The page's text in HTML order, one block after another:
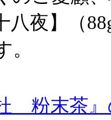
八夜】（
粉末茶